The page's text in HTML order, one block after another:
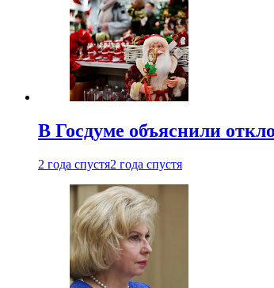
В Госдуме объяснили
2 года спустя2 года спустя